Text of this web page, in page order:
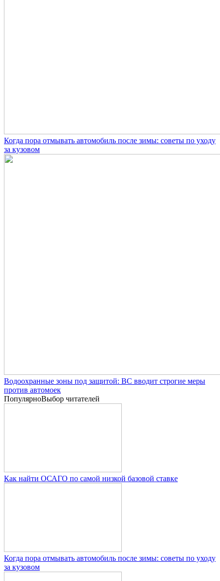
Когда пора отмывать автомобиль после зимы: советы по уходу
за кузовом
Водоохранные зоны под защитой: ВС вводит строгие меры
против автомоек
ПопулярноВыбор читателей
Как найти ОСАГО по самой низкой базовой ставке
Когда пора отмывать автомобиль после зимы: советы по уходу
за кузовом